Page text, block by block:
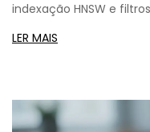
indexação HNSW e
em 2026.
LER MAIS